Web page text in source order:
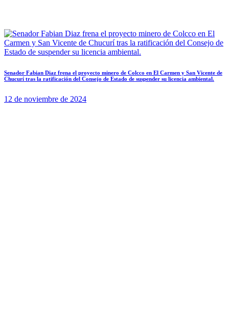
Senador Fabian Diaz frena el proyecto minero de Colcco en El Carmen y San Vicente de
Chucurí tras la ratificación del Consejo de Estado de suspender su licencia ambiental.
12 de noviembre de 2024